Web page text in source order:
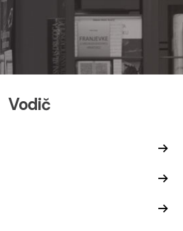
Vodič